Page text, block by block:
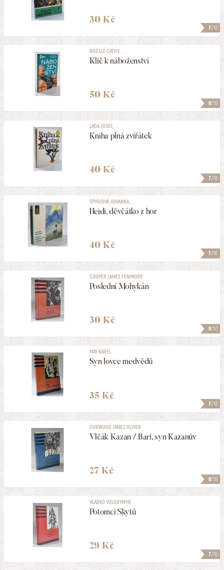
7/10
30 Kč
8/10
BOËLLE CATHY, ...
Klíč k náboženství
50 Kč
7/10
LADA JOSEF, ...
Kniha plná zvířátek
40 Kč
7/10
SPYRIOVÁ JOHANNA, ...
Heidi, děvčátko z hor
40 Kč
8/10
COOPER JAMES FENIMORE
Poslední Mohykán
30 Kč
7/10
MAY KAREL
Syn lovce medvědů
35 Kč
8/10
CURWOOD JAMES OLIVER
Vlčák Kazan / Barí, syn Kazanův
27 Kč
7/10
VLADKO VOLODYMYR
Potomci Skytů
29 Kč